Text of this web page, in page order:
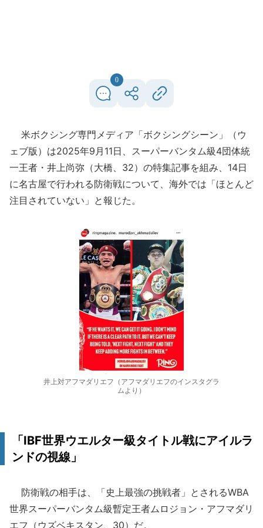
0
米ボクシング専門メディア「ボクシングシーン」（ウ
ェブ版）は2025年9月11日、スーパーバンタム級4団体統
一王者・井上尚弥（大橋、32）の特集記事を組み、14日
に名古屋で行われる防衛戦について、海外では「ほとんど
注目されていない」と報じた。
井上対アフマダリエフ（アフマダリエフのインスタグラ
ムより）
「IBF世界ウエルター級タイトル戦にアイルラ
ンドの視線」
防衛戦の相手は、「史上最強の挑戦者」とされるWBA
世界スーパーバンタム級暫定王者ムロジョン・アフマダリ
エフ（ウズベキスタン、30）だ。